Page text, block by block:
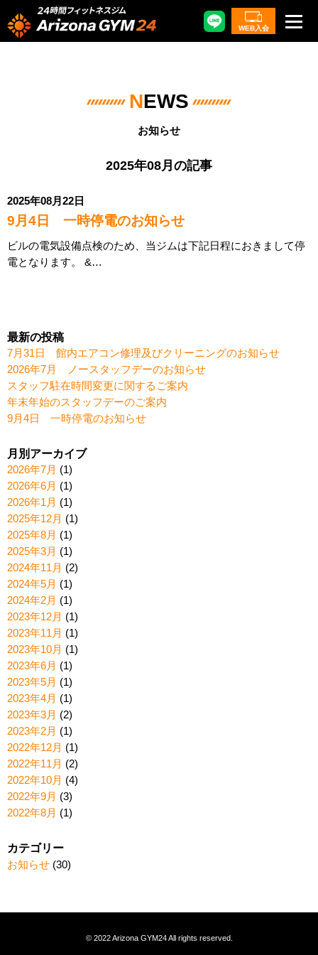
WEB入会
NEWS
お知らせ
2025年08月の記事
2025年08月22日
9月4日 一時停電のお知らせ
ビルの電気設備点検のため、当ジムは下記日程におきまして停
電となります。 &…
最新の投稿
7月31日 館内エアコン修理及びクリーニングのお知らせ
2026年7月 ノースタッフデーのお知らせ
スタッフ駐在時間変更に関するご案内
年末年始のスタッフデーのご案内
9月4日 一時停電のお知らせ
月別アーカイブ
2026年7月 (1)
2026年6月 (1)
2026年1月 (1)
2025年12月 (1)
2025年8月 (1)
2025年3月 (1)
2024年11月 (2)
2024年5月 (1)
2024年2月 (1)
2023年12月 (1)
2023年11月 (1)
2023年10月 (1)
2023年6月 (1)
2023年5月 (1)
2023年4月 (1)
2023年3月 (2)
2023年2月 (1)
2022年12月 (1)
2022年11月 (2)
2022年10月 (4)
2022年9月 (3)
2022年8月 (1)
カテゴリー
お知らせ (30)
© 2022 Arizona GYM24 All rights reserved.